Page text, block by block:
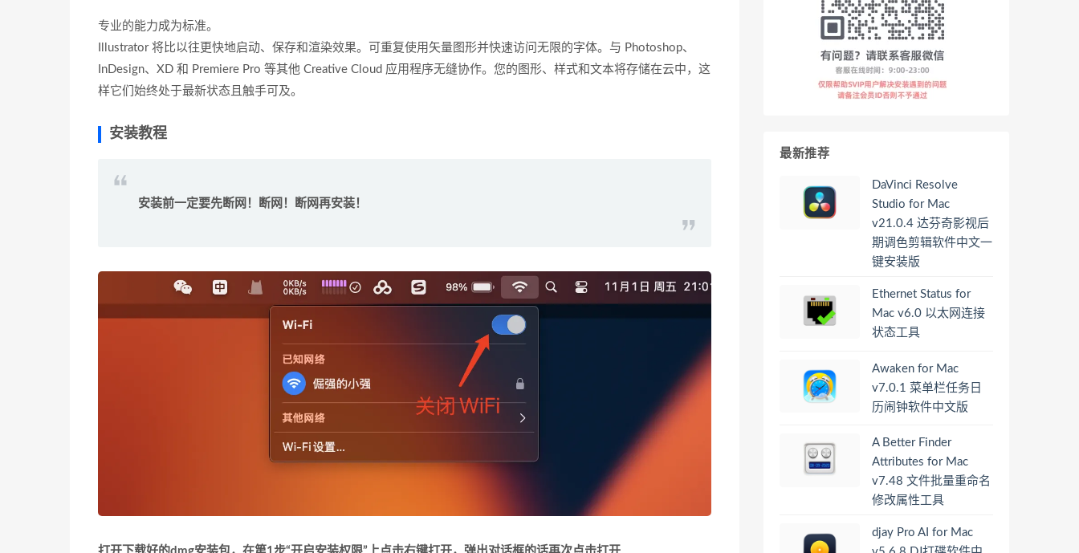
专业的能力成为标准。
Illustrator 将比以往更快地启动、保存和渲染效果。可重复使用矢量图形并快速访问无限的字体。与 Photoshop、
InDesign、XD 和 Premiere Pro 等其他 Creative Cloud 应用程序无缝协作。您的图形、样式和文本将存储在云中，这
样它们始终处于最新状态且触手可及。
安装教程
安装前一定要先断网！断网！断网再安装！
最新推荐
DaVinci Resolve
Studio for Mac
v21.0.4 达芬奇影视后
期调色剪辑软件中文一
键安装版
Ethernet Status for
Mac v6.0 以太网连接
状态工具
Awaken for Mac
v7.0.1 菜单栏任务日
历闹钟软件中文版
A Better Finder
Attributes for Mac
v7.48 文件批量重命名
修改属性工具
djay Pro AI for Mac